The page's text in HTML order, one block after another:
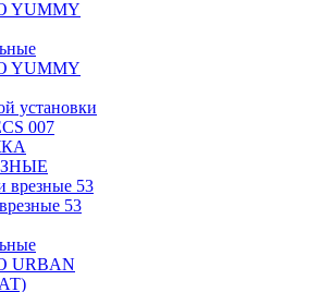
YUMMY
YUMMY
установки
007
врезные 53
53
URBAN